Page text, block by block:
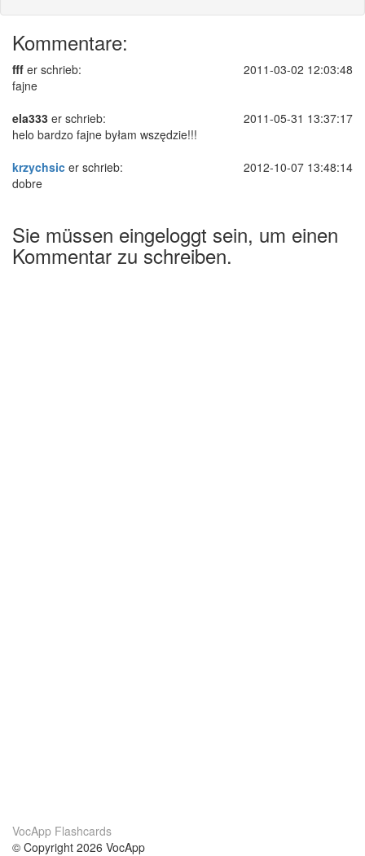
Kommentare:
fff er schrieb:
2011-03-02 12:03:48
fajne
ela333 er schrieb:
2011-05-31 13:37:17
helo bardzo fajne byłam wszędzie!!!
krzychsic er schrieb:
2012-10-07 13:48:14
dobre
Sie müssen eingeloggt sein, um einen
Kommentar zu schreiben.
VocApp Flashcards
© Copyright 2026 VocApp